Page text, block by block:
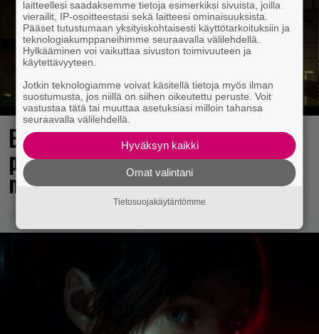
Elokuun PlayStation Plus Essential -
pelit ilmestyivät – mukana todellinen
mestariteos
laitteellesi saadaksemme tietoja esimerkiksi sivuista, joilla
vierailit, IP-osoitteestasi sekä laitteesi ominaisuuksista.
Pääset tutustumaan yksityiskohtaisesti käyttötarkoituksiin ja
teknologiakumppaneihimme seuraavalla välilehdellä.
Hylkääminen voi vaikuttaa sivuston toimivuuteen ja
käytettävyyteen.
Jotkin teknologiamme voivat käsitellä tietoja myös ilman
suostumusta, jos niillä on siihen oikeutettu peruste. Voit
vastustaa tätä tai muuttaa asetuksiasi milloin tahansa
seuraavalla välilehdellä.
Hyväksyn kaikki
Omat valintani
Tietosuojakäytäntömme